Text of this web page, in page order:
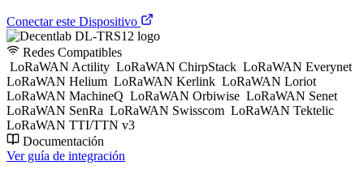
Conectar este Dispositivo
Redes Compatibles
LoRaWAN Actility LoRaWAN ChirpStack LoRaWAN Everynet
LoRaWAN Helium LoRaWAN Kerlink LoRaWAN Loriot
LoRaWAN MachineQ LoRaWAN Orbiwise LoRaWAN Senet
LoRaWAN SenRa LoRaWAN Swisscom LoRaWAN Tektelic
LoRaWAN TTI/TTN v3
Documentación
Ver guía de integración